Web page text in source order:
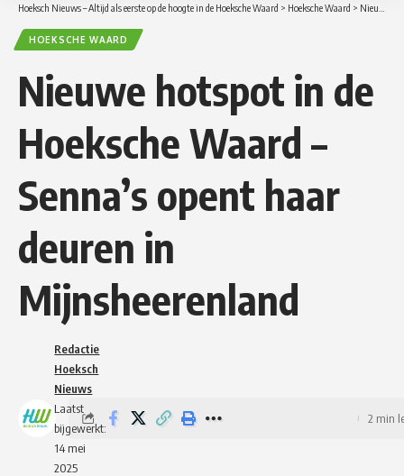
Hoeksch Nieuws – Altijd als eerste op de hoogte in de Hoeksche Waard > Hoeksche Waard > Nieuwe hotspot in de Hoeksche Waard – Senna’s opent haar deuren in Mijnsheerenland
HOEKSCHE WAARD
Nieuwe hotspot in de
Hoeksche Waard –
Senna’s opent haar
deuren in
Mijnsheerenland
Laatst
bijgewerkt:
14 mei
2025
Redactie
Hoeksch
Nieuws
2 min